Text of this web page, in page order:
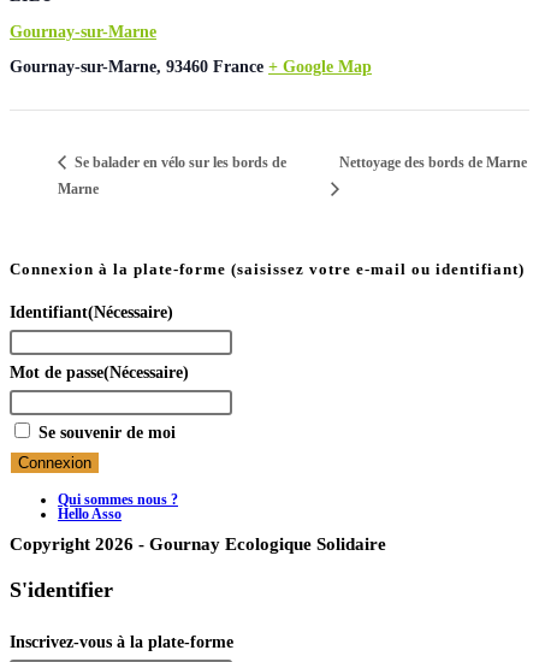
Gournay-sur-Marne
Gournay-sur-Marne, 93460 France + Google Map
Se balader en vélo sur les bords de
Marne
Nettoyage des bords de Marne
Connexion à la plate-forme (saisissez votre e-mail ou identifiant)
Identifiant(Nécessaire)
Mot de passe(Nécessaire)
Se souvenir de moi
Qui sommes nous ?
Hello Asso
Copyright 2026 - Gournay Ecologique Solidaire
S'identifier
Inscrivez-vous à la plate-forme